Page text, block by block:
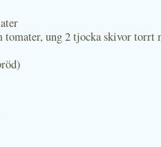
tomater, ung 2 tjocka skivor torrt